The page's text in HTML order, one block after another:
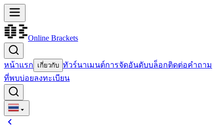
Online Brackets
หน้าแรก เกี่ยวกับ ทัวร์นาเมนต์การจัดอันดับบล็อกติดต่อคำถาม
ที่พบบ่อยลงทะเบียน